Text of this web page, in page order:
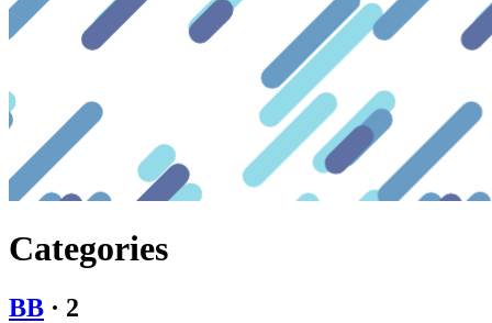
Categories
BB · 2